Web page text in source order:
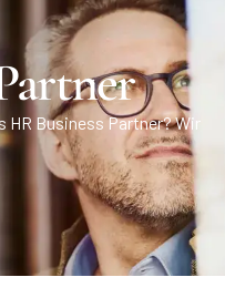
HR Business Partner? Wir